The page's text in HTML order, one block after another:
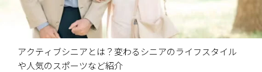
アクティブシニアとは？変わるシニアのライフスタイル
や人気のスポーツなど紹介